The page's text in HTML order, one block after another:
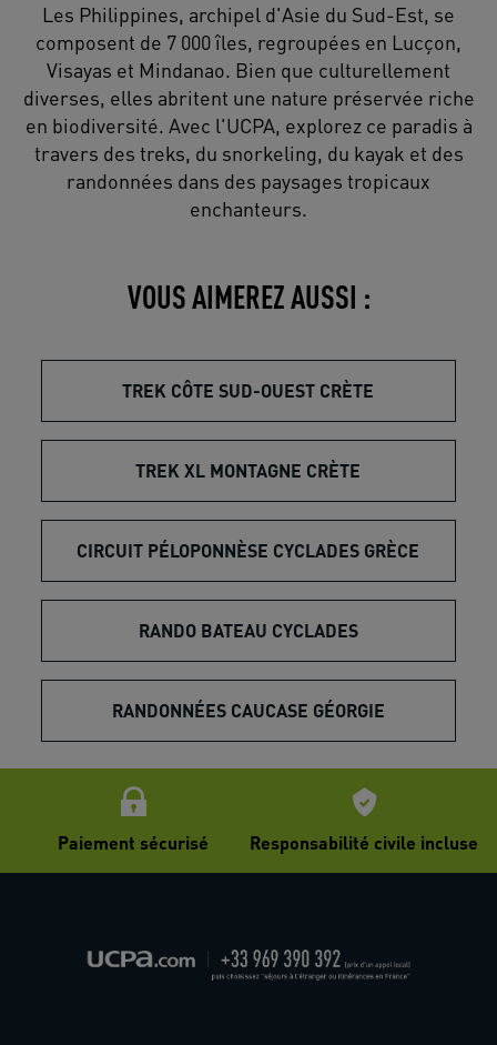
Les Philippines, archipel d'Asie du Sud-Est, se
composent de 7 000 îles, regroupées en Lucçon,
Visayas et Mindanao. Bien que culturellement
diverses, elles abritent une nature préservée riche
en biodiversité. Avec l'UCPA, explorez ce paradis à
travers des treks, du snorkeling, du kayak et des
randonnées dans des paysages tropicaux
enchanteurs.
VOUS AIMEREZ AUSSI :
TREK CÔTE SUD-OUEST CRÈTE
TREK XL MONTAGNE CRÈTE
CIRCUIT PÉLOPONNÈSE CYCLADES GRÈCE
RANDO BATEAU CYCLADES
RANDONNÉES CAUCASE GÉORGIE
Paiement sécurisé Responsabilité civile incluse